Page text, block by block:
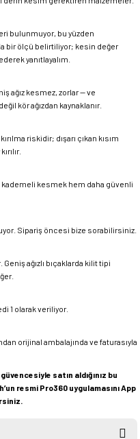
bulunmuyor, bu yüzden
bir ölçü belirtiliyor; kesin değer
yanıtlayalım.
ağız kesmez, zorlar — ve
kör ağızdan kaynaklanır.
riskidir; dışarı çıkan kısım
kesmek hem daha güvenli
Sipariş öncesi bize sorabilirsiniz.
ağızlı bıçaklarda kilit tipi
1 olarak veriliyor.
orijinal ambalajında ve faturasıyla
satın aldığınız bu
resmi Pro360 uygulamasını App